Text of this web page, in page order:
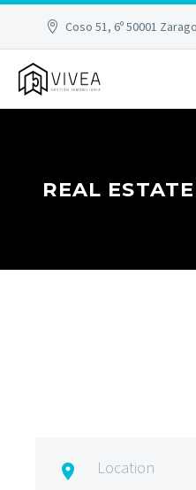
Coso 51, 6º 50001
REAL
 Location